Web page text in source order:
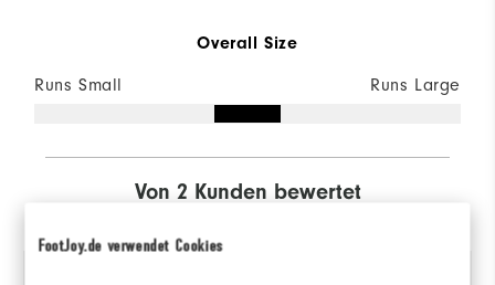
FootJoy.de verwendet Cookies
Overall Size
Runs Small Runs Large
Von 2 Kunden bewertet